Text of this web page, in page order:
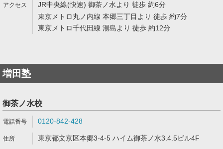
JR中央線(快速) 御茶ノ水より 徒歩 約6分
東京メトロ丸ノ内線 本郷三丁目より 徒歩 約7分
東京メトロ千代田線 湯島より 徒歩 約12分
増田塾
御茶ノ水校
0120-842-428
東京都文京区本郷3-4-5 ハイム御茶ノ水3.4.5ビル4F